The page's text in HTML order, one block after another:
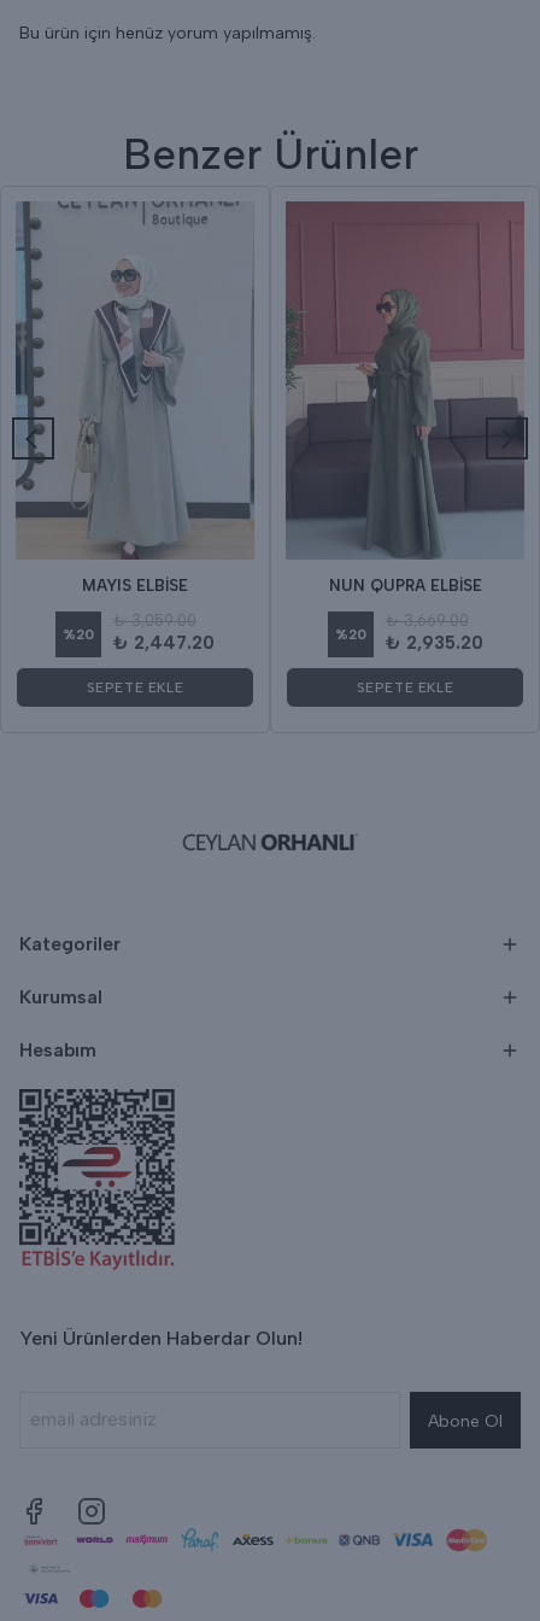
Bu ürün için henüz yorum yapılmamış.
Benzer Ürünler
MAYIS ELBİSE
%20
₺ 3,059.00
₺ 2,447.20
SEPETE EKLE
NUN QUPRA ELBİSE
%20
₺ 3,669.00
₺ 2,935.20
SEPETE EKLE
Kategoriler
Kurumsal
Hesabım
Yeni Ürünlerden Haberdar Olun!
Abone Ol